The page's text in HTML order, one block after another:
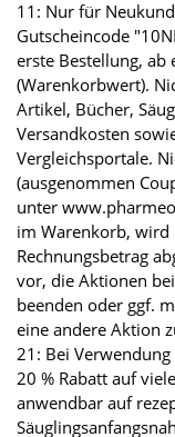
11: Nur für
Gutscheincode
erste Bestellung,
(Warenkorbwert).
Artikel, Bücher,
Versandkosten
Vergleichsportale.
(ausgenommen
unter
im Warenkorb, wird
Rechnungsbetrag
vor, die Aktionen
beenden oder ggf.
eine andere Aktion
21: Bei
20 % Rabatt auf
anwendbar auf